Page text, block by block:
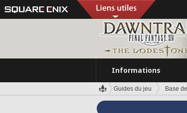
Informations
Guides du jeu Base